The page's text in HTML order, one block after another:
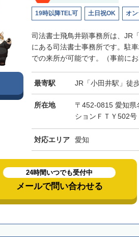
19時以降TEL可 土日祝OK オ
司法書士飛鳥井顕事務所は、JR
にある司法書士事務所です。駐
での来所が可能です。（事前にお
最寄駅 JR「小田井駅」徒
所在地
〒452-0815 愛知県
ションＦＴＹ502号
対応エリア 愛知
24時間いつでも受付中
メールで問い合わせる